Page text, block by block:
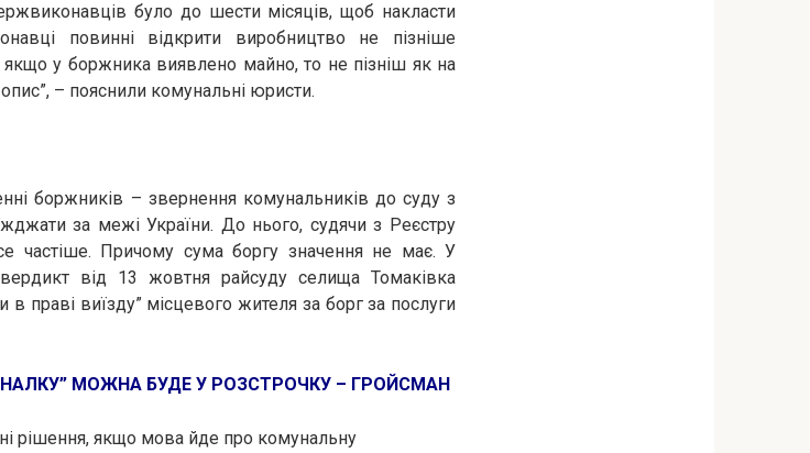
було до шести місяців, щоб накласти
повинні відкрити виробництво не пізніше
якщо у боржника виявлено майно, то не пізніш як на
– пояснили комунальні юристи.
боржників – звернення комунальників до суду з
за межі України. До нього, судячи з Реєстру
частіше. Причому сума боргу значення не має. У
від 13 жовтня райсуду селища Томаківка
в праві виїзду” місцевого жителя за борг за послуги
МОЖНА БУДЕ У РОЗСТРОЧКУ – ГРОЙСМАН
рішення, якщо мова йде про комунальну